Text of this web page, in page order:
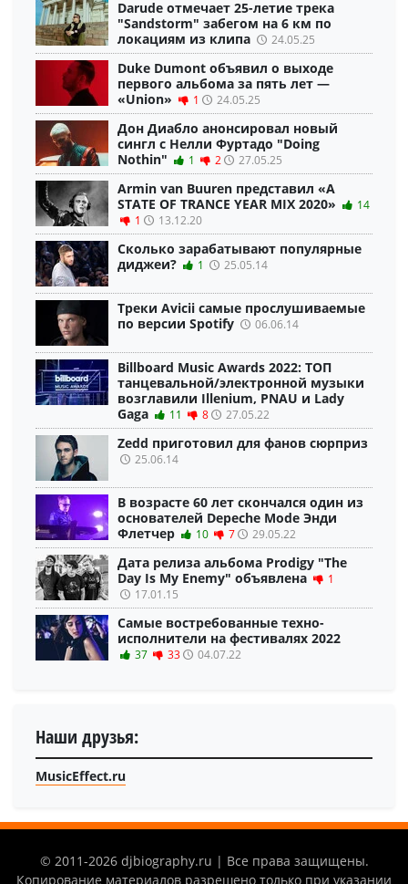
Darude отмечает 25-летие трека
"Sandstorm" забегом на 6 км по
локациям из клипа
24.05.25
Duke Dumont объявил о выходе
первого альбома за пять лет —
«Union»
1 24.05.25
Дон Диабло анонсировал новый
сингл с Нелли Фуртадо "Doing
Nothin"
1 2 27.05.25
Armin van Buuren представил «A
STATE OF TRANCE YEAR MIX 2020»
14
1
13.12.20
Сколько зарабатывают популярные
диджеи?
1 25.05.14
Треки Avicii самые прослушиваемые
по версии Spotify
06.06.14
Billboard Music Awards 2022: ТОП
танцевальной/электронной музыки
возглавили Illenium, PNAU и Lady
Gaga
11 8 27.05.22
Zedd приготовил для фанов сюрприз
25.06.14
В возрасте 60 лет скончался один из
основателей Depeche Mode Энди
Флетчер
10 7 29.05.22
Дата релиза альбома Prodigy "The
Day Is My Enemy" объявлена
1
17.01.15
Самые востребованные техно-
исполнители на фестивалях 2022
37 33 04.07.22
Наши друзья:
MusicEffect.ru
© 2011-2026 djbiography.ru | Все права защищены.
Копирование материалов разрешено только при указании